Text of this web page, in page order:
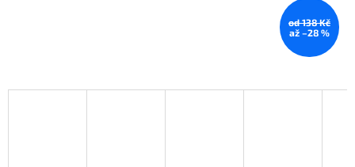
od 138 Kč
až –28 %